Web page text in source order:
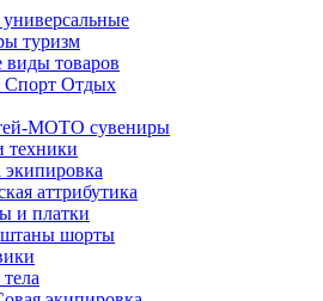
туризм
виды товаров
Спорт Отдых
МОТО сувениры
техники
аттрибутика
и платки
шорты